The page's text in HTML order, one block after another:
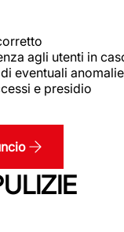
agli utenti in
eventuali anomalie
e presidio